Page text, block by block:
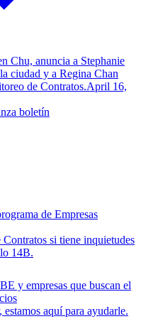
Chu, anuncia a Stephanie
ciudad y a Regina Chan
de Contratos.April 16,
boletín
de Empresas
si tiene inquietudes
14B.
y empresas que buscan el
aquí para ayudarle.